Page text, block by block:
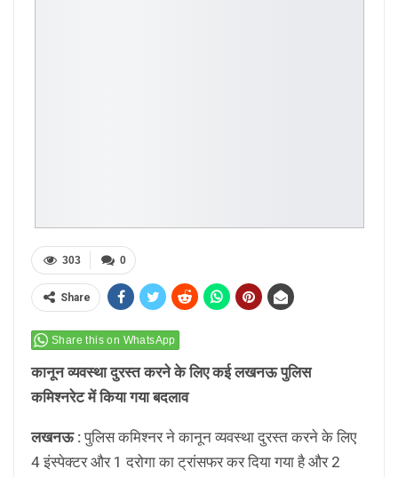
0
303
Share
Share this on WhatsApp
कानून व्यवस्था दुरस्त करने के लिए कई लखनऊ पुलिस
कमिश्नरेट में किया गया बदलाव
लखनऊ :पुलिस कमिश्नर ने कानून व्यवस्था दुरस्त करने के लिए
4 इंस्पेक्टर और 1 दरोगा का ट्रांसफर कर दिया गया है और 2